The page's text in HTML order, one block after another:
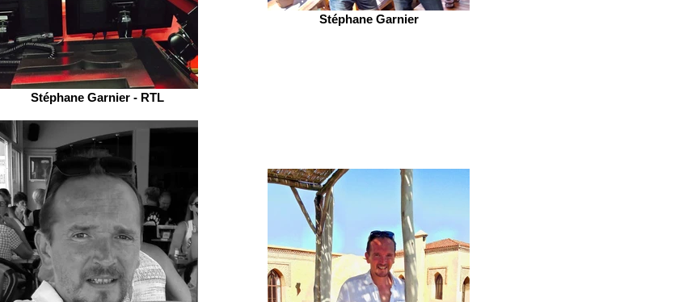
Stéphane Garnier - RTL
Stéphane Garnier